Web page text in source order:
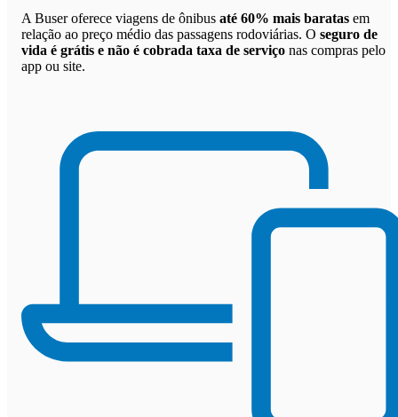
A Buser oferece viagens de ônibus até 60% mais baratas em
relação ao preço médio das passagens rodoviárias. O seguro de
vida é grátis e não é cobrada taxa de serviço nas compras pelo
app ou site.